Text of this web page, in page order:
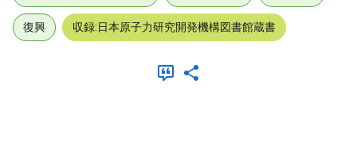
復興 収録:日本原子力研究開発機構図書館蔵書